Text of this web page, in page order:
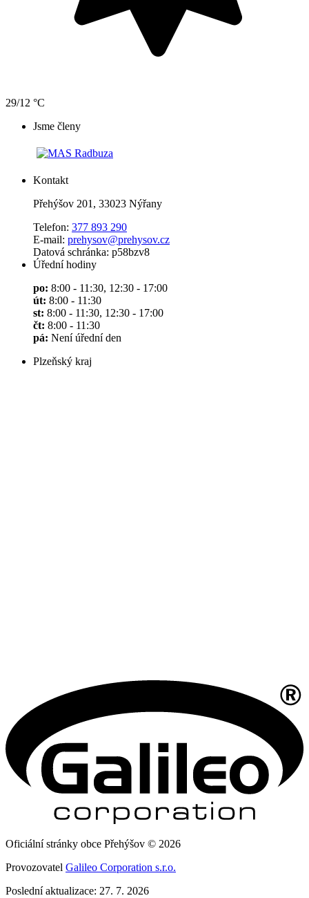
29/12 °C
Jsme členy
Kontakt
Přehýšov 201, 33023 Nýřany
Telefon: 377 893 290
E-mail: prehysov@prehysov.cz
Datová schránka: p58bzv8
Úřední hodiny
po: 8:00 - 11:30, 12:30 - 17:00
út: 8:00 - 11:30
st: 8:00 - 11:30, 12:30 - 17:00
čt: 8:00 - 11:30
pá: Není úřední den
Plzeňský kraj
Oficiální stránky obce Přehýšov © 2026
Provozovatel Galileo Corporation s.r.o.
Poslední aktualizace: 27. 7. 2026